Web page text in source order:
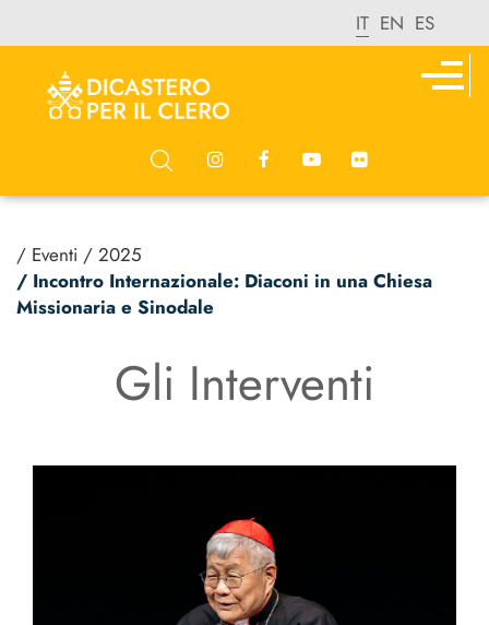
IT EN ES
/ Eventi / 2025
/ Incontro Internazionale: Diaconi in una Chiesa
Missionaria e Sinodale
Gli Interventi